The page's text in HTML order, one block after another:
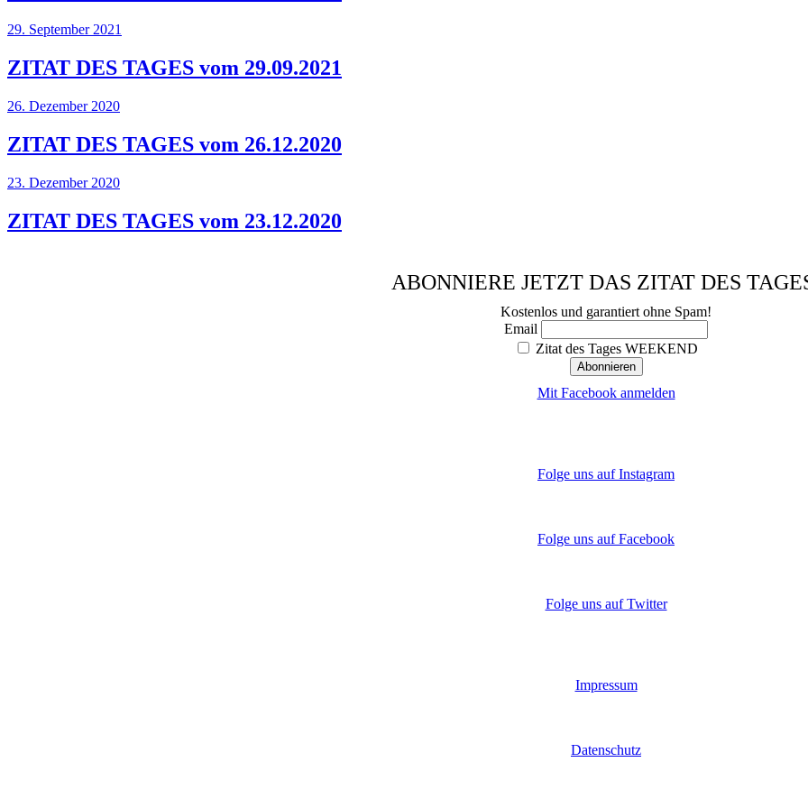
29. September 2021
ZITAT DES TAGES vom 29.09.2021
26. Dezember 2020
ZITAT DES TAGES vom 26.12.2020
23. Dezember 2020
ZITAT DES TAGES vom 23.12.2020
ABONNIERE JETZT DAS ZITAT DES
Kostenlos und garantiert ohne Spam!
Email
Zitat des Tages WEEKEND
Mit Facebook anmelden
Folge uns auf Instagram
Folge uns auf Facebook
Folge uns auf Twitter
Impressum
Datenschutz